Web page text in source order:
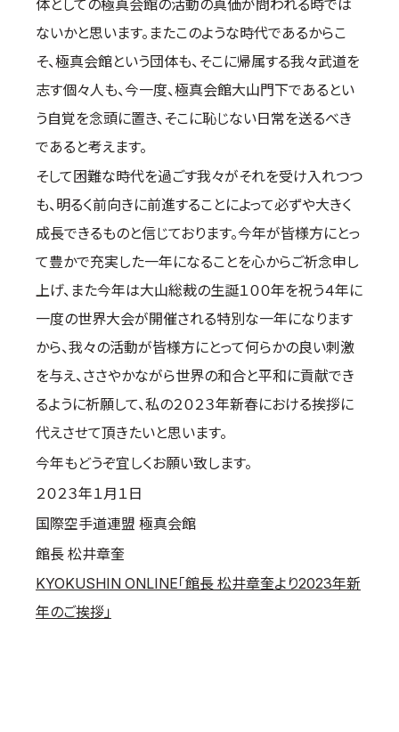
体としての極真会館の活動の真価が問われる時では
ないかと思います。またこのような時代であるからこ
そ、極真会館という団体も、そこに帰属する我々武道を
志す個々人も、今一度、極真会館大山門下であるとい
う自覚を念頭に置き、そこに恥じない日常を送るべき
であると考えます。
そして困難な時代を過ごす我々がそれを受け入れつつ
も、明るく前向きに前進することによって必ずや大きく
成長できるものと信じております。今年が皆様方にとっ
て豊かで充実した一年になることを心からご祈念申し
上げ、また今年は大山総裁の生誕１００年を祝う４年に
一度の世界大会が開催される特別な一年になります
から、我々の活動が皆様方にとって何らかの良い刺激
を与え、ささやかながら世界の和合と平和に貢献でき
るように祈願して、私の２０２３年新春における挨拶に
代えさせて頂きたいと思います。
今年もどうぞ宜しくお願い致します。
２０２３年１月１日
国際空手道連盟 極真会館
館長 松井章奎
KYOKUSHIN ONLINE「館長 松井章奎より2023年新
年のご挨拶」